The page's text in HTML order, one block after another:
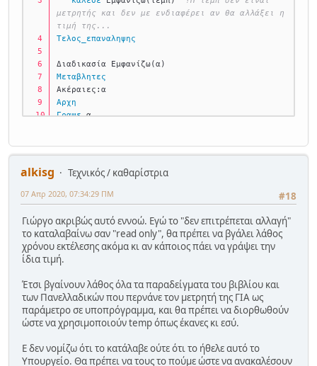
μετρητής και δεν με ενδιαφέρει αν θα αλλάξει η
τιμή της...
Τελος_επαναληψης
Διαδικασία Εμφανίζω(α)
Μεταβλητες
Ακέραιες:α
Αρχη
Γραψε α
alkisg
Τεχνικός / καθαρίστρια
#18
07 Απρ 2020, 07:34:29 ΠΜ
Γιώργο ακριβώς αυτό εννοώ. Εγώ το "δεν επιτρέπεται αλλαγή"
το καταλαβαίνω σαν "read only", θα πρέπει να βγάλει λάθος
χρόνου εκτέλεσης ακόμα κι αν κάποιος πάει να γράψει την
ίδια τιμή.
Έτσι βγαίνουν λάθος όλα τα παραδείγματα του βιβλίου και
των Πανελλαδικών που περνάνε τον μετρητή της ΓΙΑ ως
παράμετρο σε υποπρόγραμμα, και θα πρέπει να διορθωθούν
ώστε να χρησιμοποιούν temp όπως έκανες κι εσύ.
Ε δεν νομίζω ότι το κατάλαβε ούτε ότι το ήθελε αυτό το
Υπουργείο. Θα πρέπει να τους το πούμε ώστε να ανακαλέσουν